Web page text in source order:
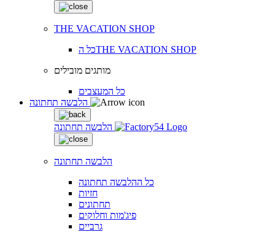
THE VACATION SHOP
כל הTHE VACATION SHOP
מותגים מובילים
כל המעצבים
הלבשה תחתונה
הלבשה תחתונה
כל ההלבשה תחתונה
חזיות
תחתונים
פיג'מות וחלוקים
גרביים